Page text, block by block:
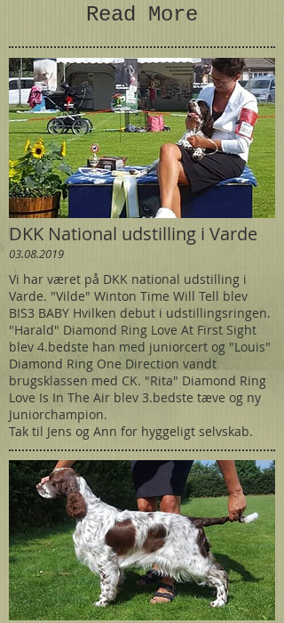
Read More
DKK National udstilling i Varde
03.08.2019
Vi har været på DKK national udstilling i
Varde. "Vilde" Winton Time Will Tell blev
BIS3 BABY Hvilken debut i udstillingsringen.
"Harald" Diamond Ring Love At First Sight
blev 4.bedste han med juniorcert og "Louis"
Diamond Ring One Direction vandt
brugsklassen med CK. "Rita" Diamond Ring
Love Is In The Air blev 3.bedste tæve og ny
Juniorchampion.
Tak til Jens og Ann for hyggeligt selvskab.